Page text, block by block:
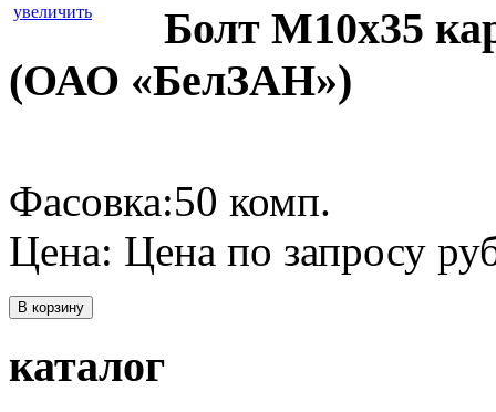
увеличить
Болт М10х35
(ОАО «БелЗАН»)
Фасовка:50 комп.
Цена: Цена по запросу
В корзину
каталог